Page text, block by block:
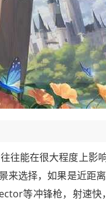
往能在很大程度上影
来选择，如果是近距
等冲锋枪，射速